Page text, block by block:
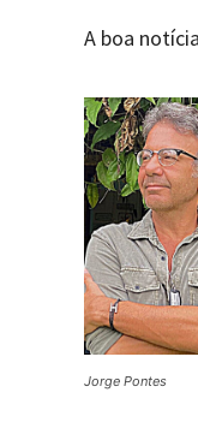
A boa
Jorge Pontes